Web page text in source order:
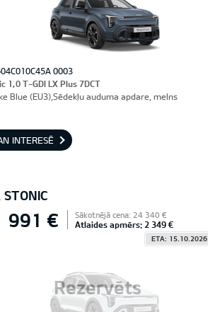
0003
1,0 T-GDI LX Plus 7DCT
Blue (EU3),Sēdekļu auduma apdare, melns
INTERESĒ
STONIC
Rezervēts
991 € Sākotnējā cena: 24 340 €
Atlaides apmērs: 2 349 €
ETA: 15.10.2026